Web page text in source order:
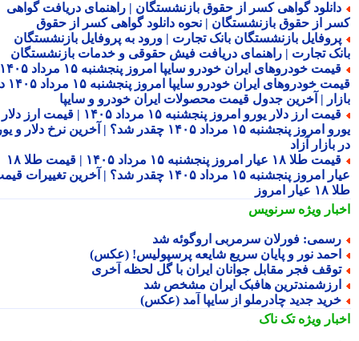
گواهی کسر از حقوق بازنشستگان | راهنمای دریافت گواهی
از حقوق بازنشستگان | نحوه دانلود گواهی کسر از حقوق
بازنشستگان بانک تجارت | ورود به پروفایل بازنشستگان
تجارت | راهنمای دریافت فیش حقوقی و خدمات بازنشستگان
قیمت خودروهای ایران خودرو سایپا امروز پنجشنبه ۱۵ مرداد ۱۴۰۵ |
قیمت خودروهای ایران خودرو سایپا امروز پنجشنبه ۱۵ مرداد ۱۴۰۵ در
| آخرین جدول قیمت محصولات ایران خودرو و سایپا
قیمت ارز دلار یورو امروز پنجشنبه ۱۵ مرداد ۱۴۰۵ | قیمت ارز دلار
یورو امروز پنجشنبه ۱۵ مرداد ۱۴۰۵ چقدر شد؟ | آخرین نرخ دلار و یورو
آزاد
قیمت طلا ۱۸ عیار امروز پنجشنبه ۱۵ مرداد ۱۴۰۵ | قیمت طلا ۱۸
عیار امروز پنجشنبه ۱۵ مرداد ۱۴۰۵ چقدر شد؟ | آخرین تغییرات قیمت
امروز
ویژهسرنویس
فورلان سرمربی اروگوئه شد
نور و پایان سریع شایعه پرسپولیس! (عکس)
فجر مقابل جوانان ایران با گل لحظه آخری
هافبک ایران مشخص شد
جدید چادرملو از سایپا آمد (عکس)
ویژهتک ناک